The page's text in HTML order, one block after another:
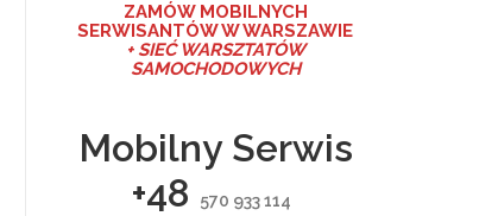
ZAMÓW MOBILNYCH
SERWISANTÓW W WARSZAWIE
+ SIEĆ WARSZTATÓW
SAMOCHODOWYCH
Mobilny Serwis
+48
570 933 114